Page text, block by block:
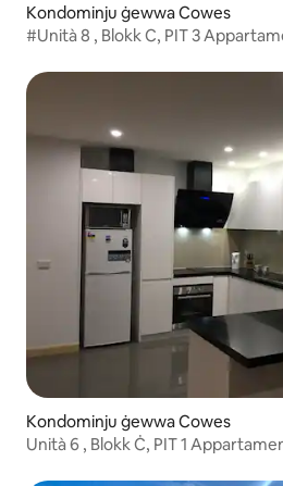
Kondominju ġewwa Cowes
#Unità 8 , Blokk C, PIT 3
Kondominju ġewwa Cowes
Unità 6 , Blokk Ċ, PIT 1